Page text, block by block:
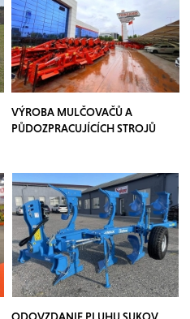
VÝROBA MULČOVAČŮ A
PŮDOZPRACUJÍCÍCH STROJŮ